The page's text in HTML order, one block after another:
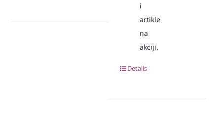
i
artikle
na
akciji.
Details